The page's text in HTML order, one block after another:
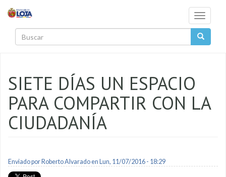
Toggle
SIETE DÍAS UN ESPACIO
PARA COMPARTIR CON LA
CIUDADANÍA
Enviado por Roberto Alvaradoen Lun, 11/07/2016 - 18:29